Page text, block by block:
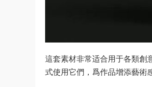
這套素材非常适合用于各類創
式使用它們，爲作品增添藝術